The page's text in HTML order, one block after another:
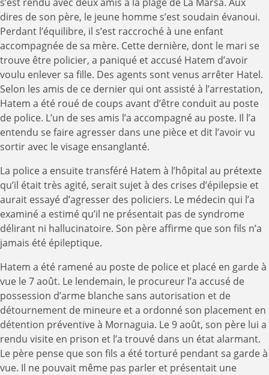
dires de son père, le jeune homme s’est soudain évanoui.
Perdant l’équilibre, il s’est raccroché à une enfant
accompagnée de sa mère. Cette dernière, dont le mari se
trouve être policier, a paniqué et accusé Hatem d’avoir
voulu enlever sa fille. Des agents sont venus arrêter Hatel.
Selon les amis de ce dernier qui ont assisté à l’arrestation,
Hatem a été roué de coups avant d’être conduit au poste
de police. L’un de ses amis l’a accompagné au poste. Il l’a
entendu se faire agresser dans une pièce et dit l’avoir vu
sortir avec le visage ensanglanté.
La police a ensuite transféré Hatem à l’hôpital au prétexte
qu’il était très agité, serait sujet à des crises d’épilepsie et
aurait essayé d’agresser des policiers. Le médecin qui l’a
examiné a estimé qu’il ne présentait pas de syndrome
délirant ni hallucinatoire. Son père affirme que son fils n’a
jamais été épileptique.
Hatem a été ramené au poste de police et placé en garde à
vue le 7 août. Le lendemain, le procureur l’a accusé de
possession d’arme blanche sans autorisation et de
détournement de mineure et a ordonné son placement en
détention préventive à Mornaguia. Le 9 août, son père lui a
rendu visite en prison et l’a trouvé dans un état alarmant.
Le père pense que son fils a été torturé pendant sa garde à
vue. Il ne pouvait même pas parler et présentait une